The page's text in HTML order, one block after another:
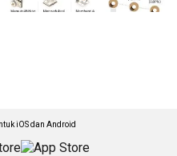
iOS dan Android